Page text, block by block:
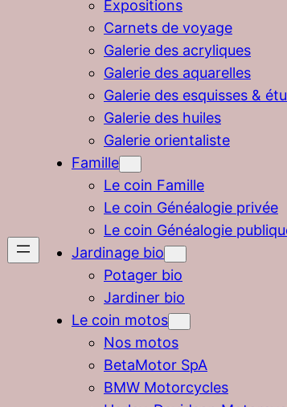
Expositions
Carnets de voyage
Galerie des acryliques
Galerie des aquarelles
Galerie des esquisses &
Galerie des huiles
Galerie orientaliste
Famille
Le coin Famille
Le coin Généalogie privée
Le coin Généalogie
Jardinage bio
Potager bio
Jardiner bio
Le coin motos
Nos motos
BetaMotor SpA
BMW Motorcycles